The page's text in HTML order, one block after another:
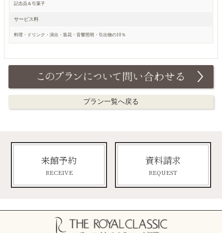
記念品＆引菓子
サービス料
料理・ドリンク・演出・装花・音響照明・引出物の10％
プラン一覧へ戻る
来館予約
RECEIVE
資料請求
REQUEST